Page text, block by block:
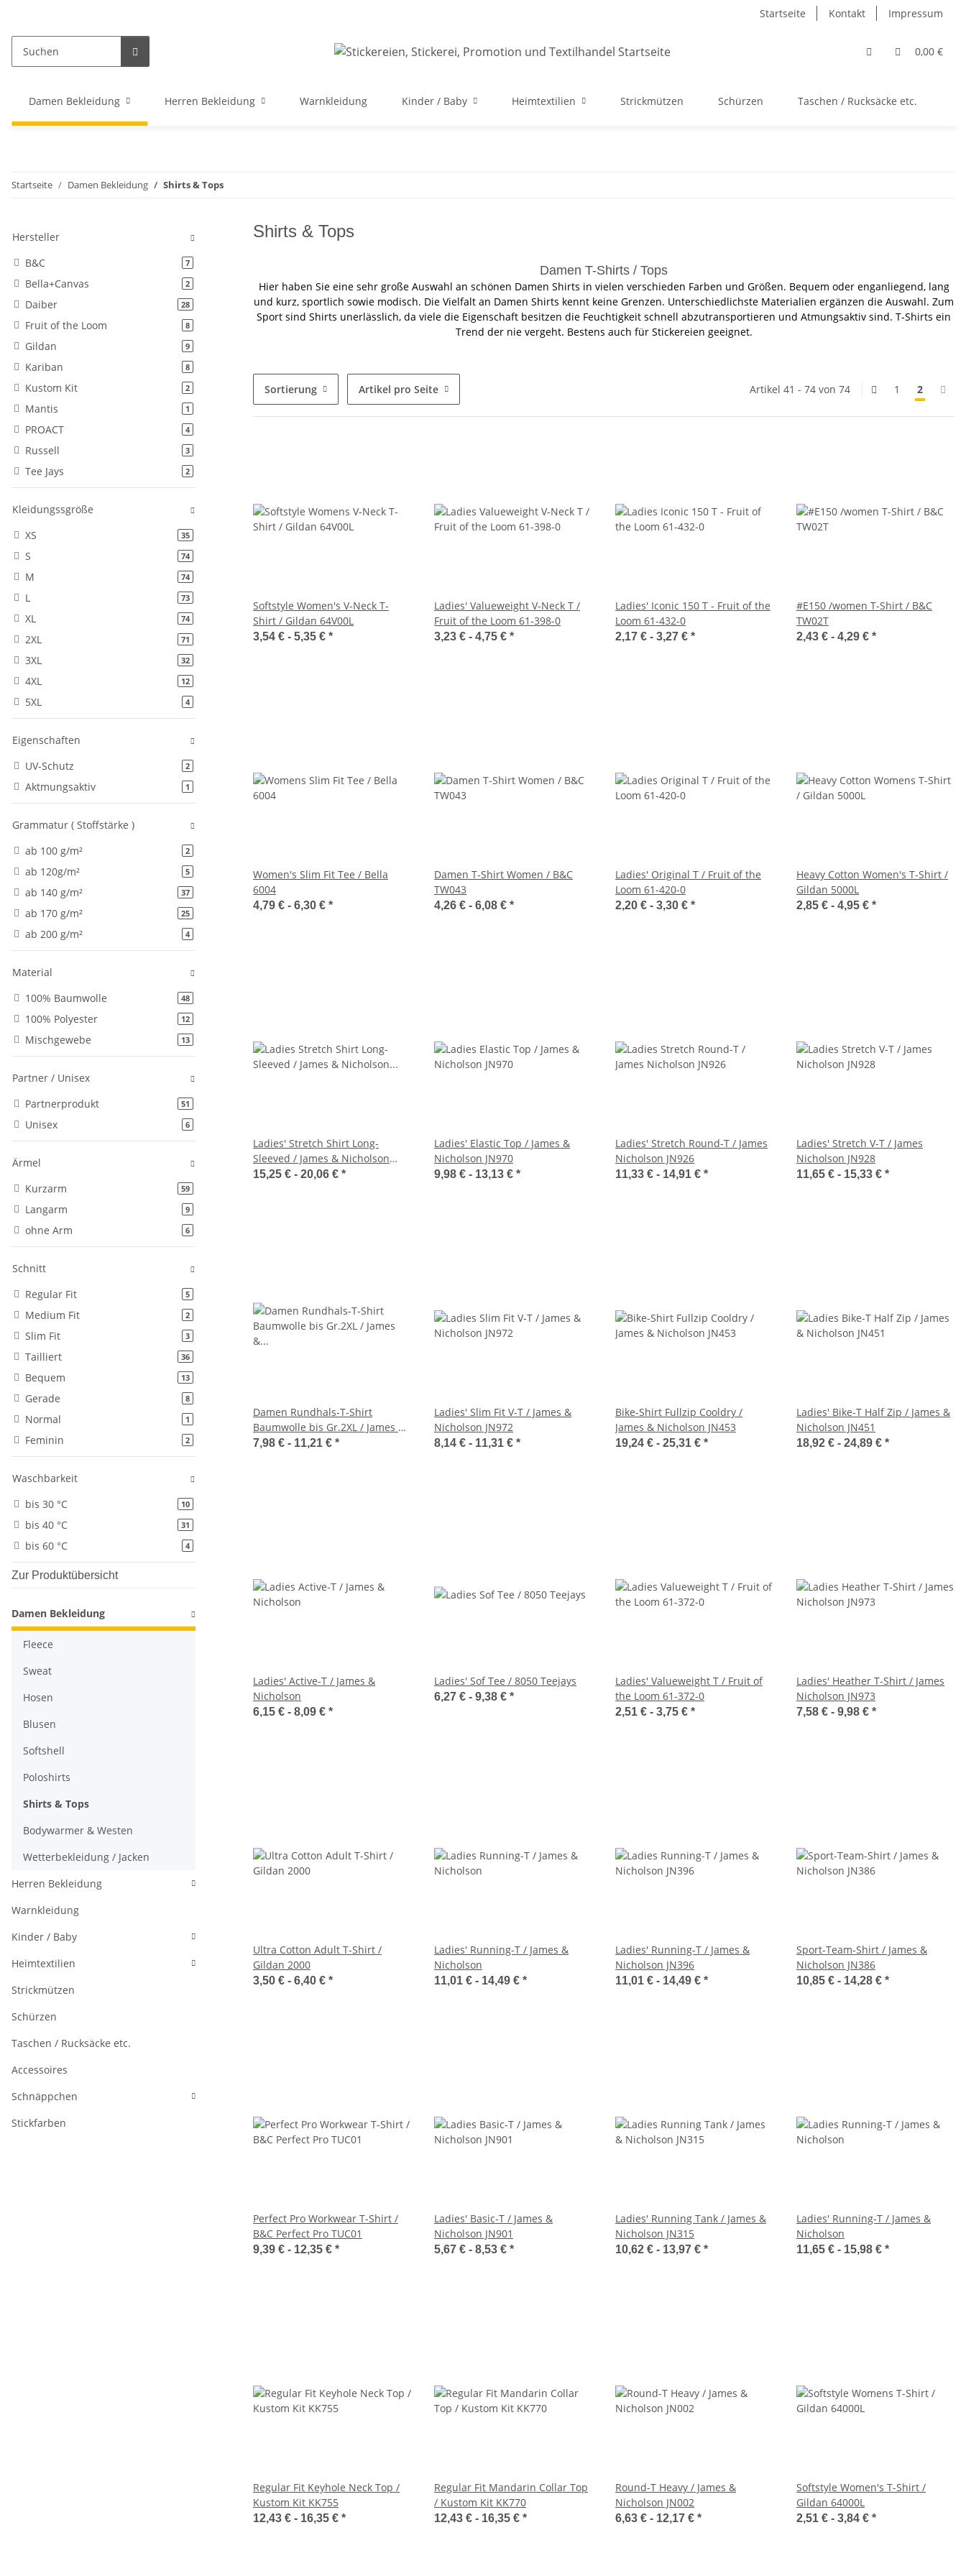
Startseite Kontakt Impressum
0,00 €
Damen Bekleidung Herren Bekleidung Warnkleidung Kinder / Baby Heimtextilien Strickmützen Schürzen Taschen / Rucksäcke etc.
Startseite Damen Bekleidung Shirts & Tops
Shirts & Tops
Damen T-Shirts / Tops
Hier haben Sie eine sehr große Auswahl an schönen Damen Shirts in vielen verschieden Farben und Größen. Bequem oder enganliegend, lang
und kurz, sportlich sowie modisch. Die Vielfalt an Damen Shirts kennt keine Grenzen. Unterschiedlichste Materialien ergänzen die Auswahl. Zum
Sport sind Shirts unerlässlich, da viele die Eigenschaft besitzen die Feuchtigkeit schnell abzutransportieren und Atmungsaktiv sind. T-Shirts ein
Trend der nie vergeht. Bestens auch für Stickereien geeignet.
Sortierung Artikel pro Seite Artikel 41 - 74 von 74 1 2
Softstyle Women's V-Neck T-
Shirt / Gildan 64V00L
3,54 € - 5,35 € *
Ladies' Valueweight V-Neck T /
Fruit of the Loom 61-398-0
3,23 € - 4,75 € *
Ladies' Iconic 150 T - Fruit of the
Loom 61-432-0
2,17 € - 3,27 € *
#E150 /women T-Shirt / B&C
TW02T
2,43 € - 4,29 € *
Women's Slim Fit Tee / Bella
6004
4,79 € - 6,30 € *
Damen T-Shirt Women / B&C
TW043
4,26 € - 6,08 € *
Ladies' Original T / Fruit of the
Loom 61-420-0
2,20 € - 3,30 € *
Heavy Cotton Women's T-Shirt /
Gildan 5000L
2,85 € - 4,95 € *
Ladies' Stretch Shirt Long-
Sleeved / James & Nicholson
JN927
15,25 € - 20,06 € *
Ladies' Elastic Top / James &
Nicholson JN970
9,98 € - 13,13 € *
Ladies' Stretch Round-T / James
Nicholson JN926
11,33 € - 14,91 € *
Ladies' Stretch V-T / James
Nicholson JN928
11,65 € - 15,33 € *
Damen Rundhals-T-Shirt
Baumwolle bis Gr.2XL / James &
Nicholson JN971
7,98 € - 11,21 € *
Ladies' Slim Fit V-T / James &
Nicholson JN972
8,14 € - 11,31 € *
Bike-Shirt Fullzip Cooldry /
James & Nicholson JN453
19,24 € - 25,31 € *
Ladies' Bike-T Half Zip / James &
Nicholson JN451
18,92 € - 24,89 € *
Ladies' Active-T / James &
Nicholson
6,15 € - 8,09 € *
Ladies' Sof Tee / 8050 Teejays
6,27 € - 9,38 € *
Ladies' Valueweight T / Fruit of
the Loom 61-372-0
2,51 € - 3,75 € *
Ladies' Heather T-Shirt / James
Nicholson JN973
7,58 € - 9,98 € *
Ultra Cotton Adult T-Shirt /
Gildan 2000
3,50 € - 6,40 € *
Ladies' Running-T / James &
Nicholson
11,01 € - 14,49 € *
Ladies' Running-T / James &
Nicholson JN396
11,01 € - 14,49 € *
Sport-Team-Shirt / James &
Nicholson JN386
10,85 € - 14,28 € *
Perfect Pro Workwear T-Shirt /
B&C Perfect Pro TUC01
9,39 € - 12,35 € *
Ladies' Basic-T / James &
Nicholson JN901
5,67 € - 8,53 € *
Ladies' Running Tank / James &
Nicholson JN315
10,62 € - 13,97 € *
Ladies' Running-T / James &
Nicholson
11,65 € - 15,98 € *
Regular Fit Keyhole Neck Top /
Kustom Kit KK755
12,43 € - 16,35 € *
Regular Fit Mandarin Collar Top
/ Kustom Kit KK770
12,43 € - 16,35 € *
Round-T Heavy / James &
Nicholson JN002
6,63 € - 12,17 € *
Softstyle Women's T-Shirt /
Gildan 64000L
2,51 € - 3,84 € *
Hersteller
B&C
7Artikel gefunden
Bella+Canvas 2Artikel gefunden
Daiber 28Artikel gefunden
Fruit of the Loom 8Artikel gefunden
Gildan 9Artikel gefunden
Kariban 8Artikel gefunden
Kustom Kit 2Artikel gefunden
Mantis 1Artikel gefunden
PROACT 4Artikel gefunden
Russell 3Artikel gefunden
Tee Jays 2Artikel gefunden
Kleidungssgröße
XS
35Artikel gefunden
S 74Artikel gefunden
M 74Artikel gefunden
L 73Artikel gefunden
XL 74Artikel gefunden
2XL 71Artikel gefunden
3XL 32Artikel gefunden
4XL 12Artikel gefunden
5XL 4Artikel gefunden
Eigenschaften
UV-Schutz
2Artikel gefunden
Aktmungsaktiv 1Artikel gefunden
Grammatur ( Stoffstärke )
ab 100 g/m²
2Artikel gefunden
ab 120g/m² 5Artikel gefunden
ab 140 g/m² 37Artikel gefunden
ab 170 g/m² 25Artikel gefunden
ab 200 g/m² 4Artikel gefunden
Material
100% Baumwolle
48Artikel gefunden
100% Polyester 12Artikel gefunden
Mischgewebe 13Artikel gefunden
Partner / Unisex
Partnerprodukt
51Artikel gefunden
Unisex 6Artikel gefunden
Ärmel
Kurzarm
59Artikel gefunden
Langarm 9Artikel gefunden
ohne Arm 6Artikel gefunden
Schnitt
Regular Fit
5Artikel gefunden
Medium Fit 2Artikel gefunden
Slim Fit 3Artikel gefunden
Tailliert 36Artikel gefunden
Bequem 13Artikel gefunden
Gerade 8Artikel gefunden
Normal 1Artikel gefunden
Feminin 2Artikel gefunden
Waschbarkeit
bis 30 °C
10Artikel gefunden
bis 40 °C 31Artikel gefunden
bis 60 °C 4Artikel gefunden
Zur Produktübersicht
Damen Bekleidung
Fleece
Sweat
Hosen
Blusen
Softshell
Poloshirts
Shirts & Tops
Bodywarmer & Westen
Wetterbekleidung / Jacken
Herren Bekleidung
Warnkleidung
Kinder / Baby
Heimtextilien
Strickmützen
Schürzen
Taschen / Rucksäcke etc.
Accessoires
Schnäppchen
Stickfarben